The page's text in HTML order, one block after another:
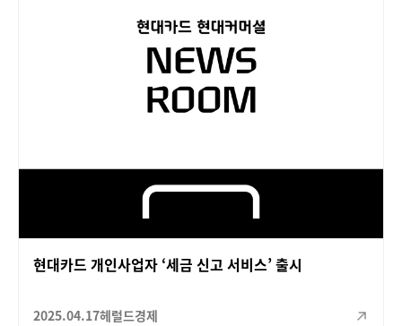
현대카드 개인사업자 ‘세금 신고 서비스’ 출시
2025.04.17헤럴드경제